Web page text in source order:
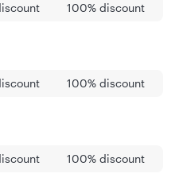
100% discount
100% discount
100% discount